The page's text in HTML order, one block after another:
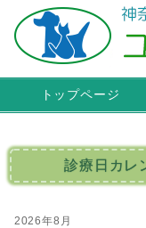
トップページ
診療日カレ
2026年8月